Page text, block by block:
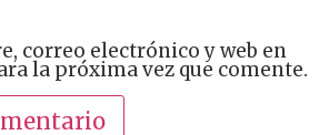
correo electrónico y web en
la próxima vez que comente.